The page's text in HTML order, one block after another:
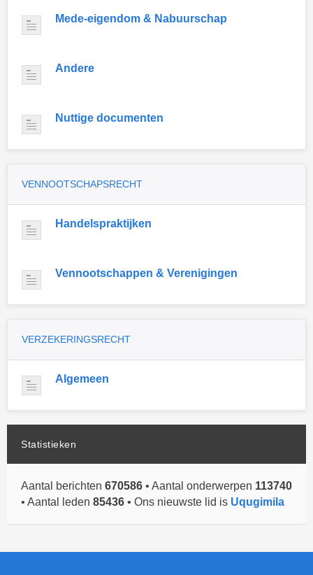
Mede-eigendom & Nabuurschap
Andere
Nuttige documenten
VENNOOTSCHAPSRECHT
Handelspraktijken
Vennootschappen & Verenigingen
VERZEKERINGSRECHT
Algemeen
Statistieken
Aantal berichten 670586 • Aantal onderwerpen 113740
• Aantal leden 85436 • Ons nieuwste lid is Uqugimila